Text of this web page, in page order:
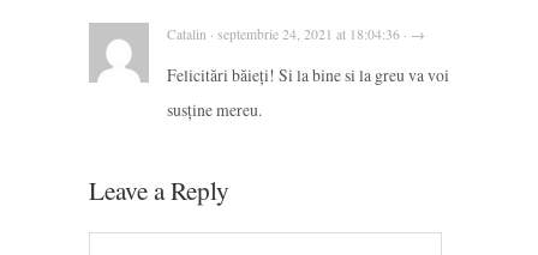
Catalin · septembrie 24, 2021 at 18:04:36 · →
Felicitări băieți! Si la bine si la greu va voi
susține mereu.
Leave a Reply